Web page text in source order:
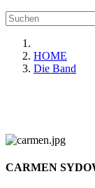
HOME
Die Band
CARMEN